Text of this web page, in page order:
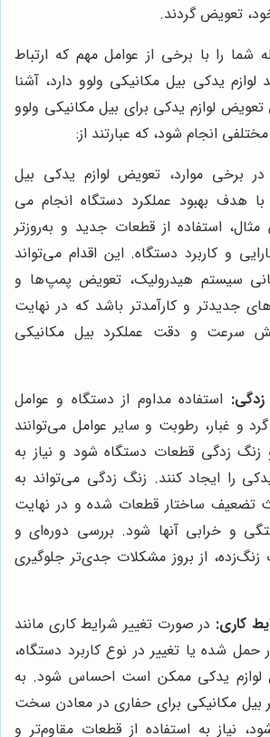
تعویض گردند.
شما را با برخی از عوامل مهم که ارتباط
یدکی بیل مکانیکی ولوو دارد، آشنا
لوازم یدکی برای بیل مکانیکی ولوو
انجام شود، که عبارتند از:
در برخی موارد، تعویض لوازم یدکی بیل
با هدف بهبود عملکرد دستگاه انجام می
استفاده از قطعات جدید و به‌روزتر
و کاربرد دستگاه. این اقدام می‌تواند
سیستم هیدرولیک، تعویض پمپ‌ها و
جدیدتر و کارآمدتر باشد که در نهایت
سرعت و دقت عملکرد بیل مکانیکی
استفاده مداوم از دستگاه و عوامل
و غبار، رطوبت و سایر عوامل می‌توانند
زنگ زدگی قطعات دستگاه شود و نیاز به
را ایجاد کنند. زنگ زدگی می‌تواند به
تضعیف ساختار قطعات شده و در نهایت
و خرابی آنها شود. بررسی دوره‌ای و
از بروز مشکلات جدی‌تر جلوگیری
کاری: در صورت تغییر شرایط کاری مانند
حمل شده یا تغییر در نوع کاربرد دستگاه،
لوازم یدکی ممکن است احساس شود. به
بیل مکانیکی برای حفاری در معادن سخت
نیاز به استفاده از قطعات مقاوم‌تر و